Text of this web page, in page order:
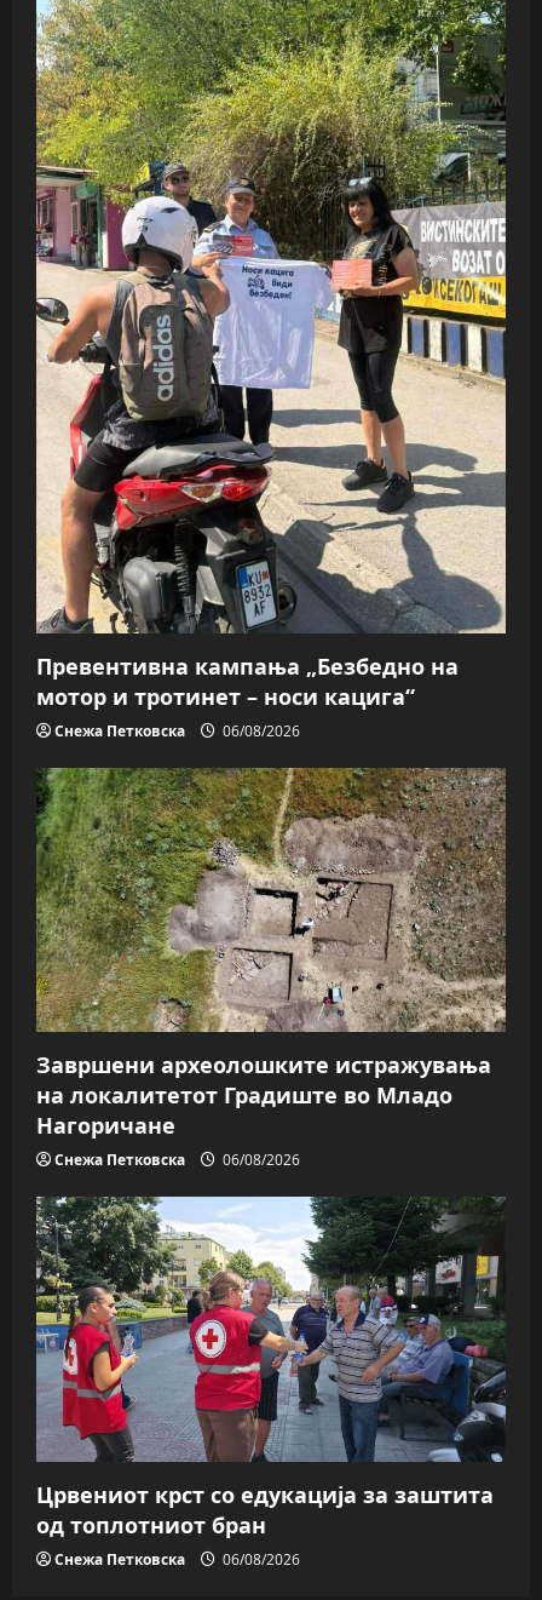
Превентивна кампања „Безбедно на
мотор и тротинет – носи кацига“
Снежа Петковска 06/08/2026
Завршени археолошките истражувања
на локалитетот Градиште во Младо
Нагоричане
Снежа Петковска 06/08/2026
Црвениот крст со едукација за заштита
од топлотниот бран
Снежа Петковска 06/08/2026